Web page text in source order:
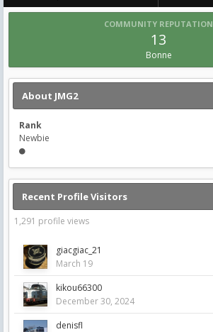
COMMUNITY REPUTATION
13
Bonne
About JMG2
Rank
Newbie
Recent Profile Visitors
1,291 profile views
giacgiac_21
March 19
kikou66300
December 30, 2024
denisfl